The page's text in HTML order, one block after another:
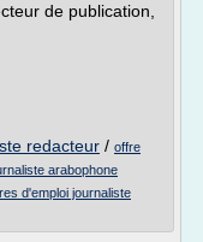
de publication,
redacteur / offre
arabophone
d'emploi journaliste